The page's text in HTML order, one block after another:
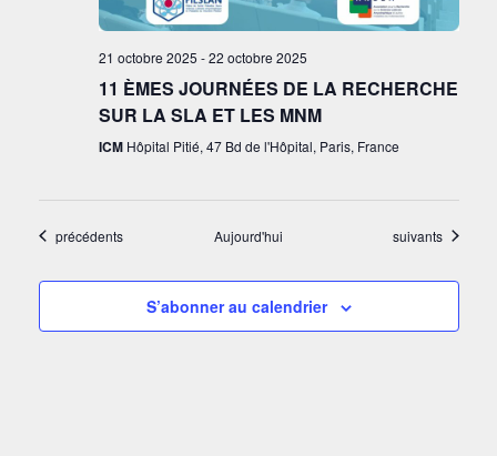
21 octobre 2025 -22 octobre 2025
11 ÈMES JOURNÉES DE LA RECHERCHE
SUR LA SLA ET LES MNM
ICM Hôpital Pitié, 47 Bd de l'Hôpital, Paris, France
Évènements
précédents Aujourd'hui Évènements
suivants
S’abonner au calendrier